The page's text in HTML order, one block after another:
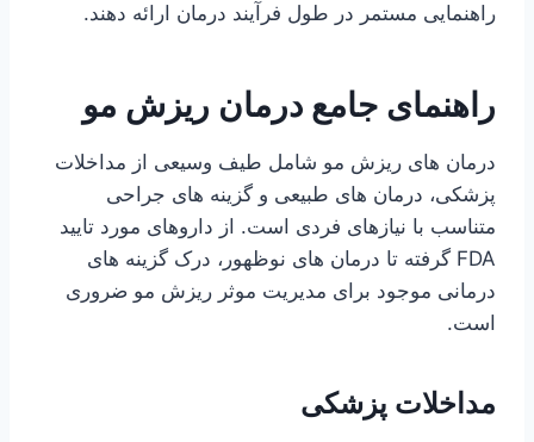
راهنمایی مستمر در طول فرآیند درمان ارائه دهند.
راهنمای جامع درمان ریزش مو
درمان های ریزش مو شامل طیف وسیعی از مداخلات
پزشکی، درمان های طبیعی و گزینه های جراحی
متناسب با نیازهای فردی است. از داروهای مورد تایید
FDA گرفته تا درمان های نوظهور، درک گزینه های
درمانی موجود برای مدیریت موثر ریزش مو ضروری
است.
مداخلات پزشکی